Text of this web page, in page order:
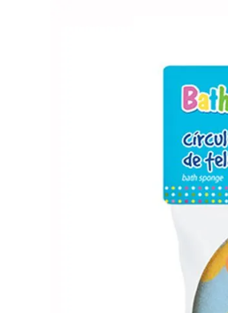
Cuidado de la ropa